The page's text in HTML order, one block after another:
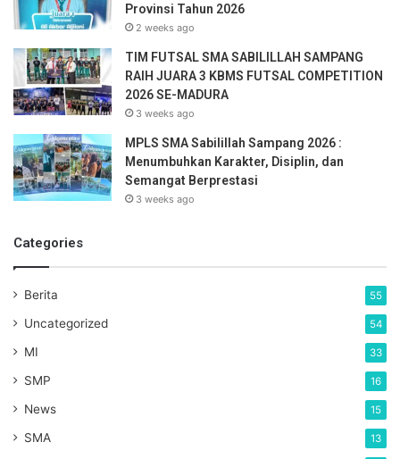
Provinsi Tahun 2026
2 weeks ago
TIM FUTSAL SMA SABILILLAH SAMPANG
RAIH JUARA 3 KBMS FUTSAL COMPETITION
2026 SE-MADURA
3 weeks ago
MPLS SMA Sabilillah Sampang 2026 :
Menumbuhkan Karakter, Disiplin, dan
Semangat Berprestasi
3 weeks ago
Categories
Berita 55
Uncategorized 54
MI 33
SMP 16
News 15
SMA 13